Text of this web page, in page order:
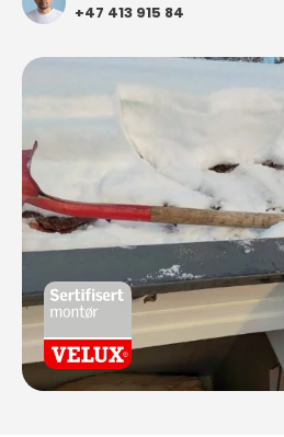
+47 413 915 84